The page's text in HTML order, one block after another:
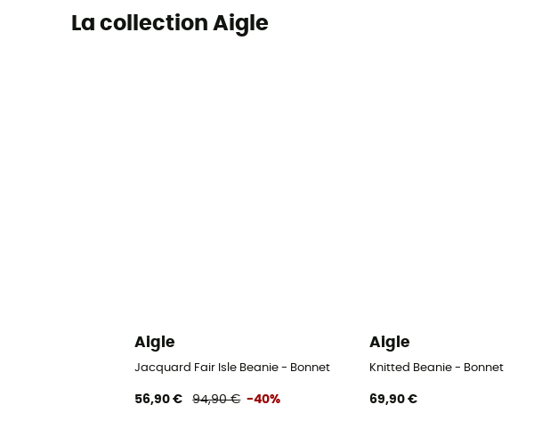
La collection Aigle
Aigle
Jacquard Fair Isle Beanie - Bonnet
56,90 € 94,90 € -40%
Aigle
Knitted Beanie - Bonnet
69,90 €